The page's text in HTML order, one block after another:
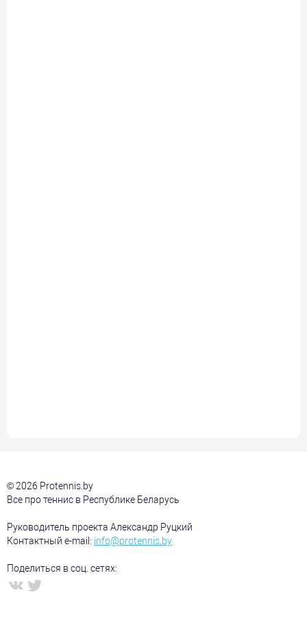
© 2026 Protennis.by
Все про теннис в Республике Беларусь
Руководитель проекта Александр Руцкий
Контактный e-mail: info@protennis.by
Поделиться в соц. сетях: